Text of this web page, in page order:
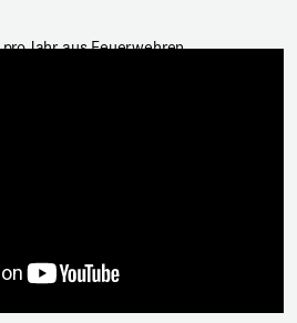
Jahr aus Feuerwehren,